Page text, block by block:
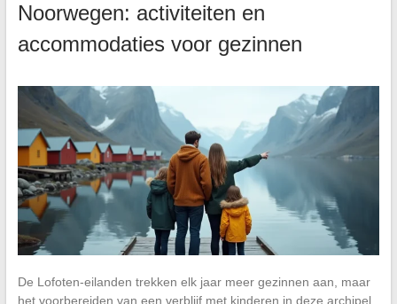
Noorwegen: activiteiten en
accommodaties voor gezinnen
De Lofoten-eilanden trekken elk jaar meer gezinnen aan, maar
het voorbereiden van een verblijf met kinderen in deze archipel